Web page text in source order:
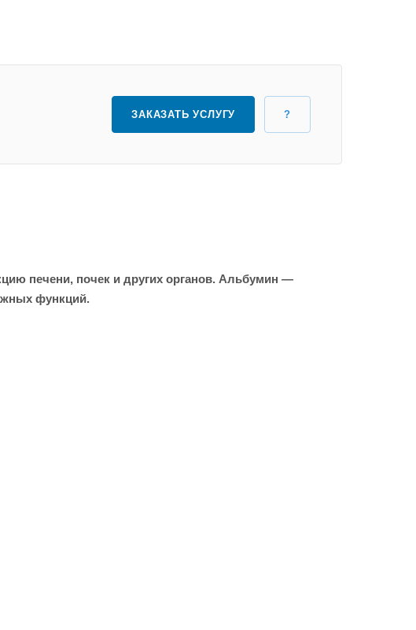
ЗАКАЗАТЬ УСЛУГУ ?
печени, почек и других органов. Альбумин —
функций.